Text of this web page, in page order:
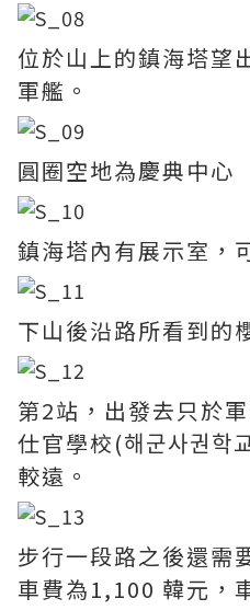
位於山上的鎮海塔望
軍艦。
圓圈空地為慶典中心
鎮海塔內有展示室，
下山後沿路所看到的
第2站，出發去只於
仕官學校(해군사권학
較遠。
步行一段路之後還需
車費為1,100 韓元，